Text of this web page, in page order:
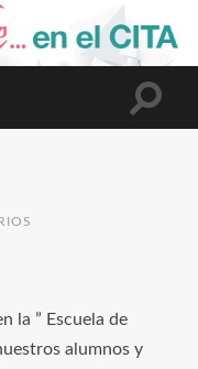
la ” Escuela de
alumnos y